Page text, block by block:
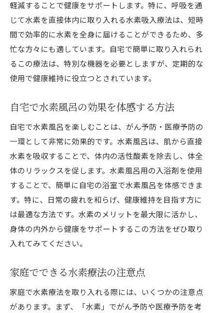
軽減することで健康をサポートします。特に、呼吸を通
じて水素を直接体内に取り入れる水素吸入療法は、短時
間で効率的に水素を全身に届けることができるため、多
忙な方々にも適しています。自宅で簡単に取り入れられ
るこの療法は、特別な機器を必要としますが、定期的な
使用で健康維持に役立つとされています。
自宅で水素風呂の効果を体感する方法
自宅で水素風呂を楽しむことは、がん予防・医療予防の
一環として非常に効果的です。水素風呂は、肌から直接
水素を吸収することで、体内の活性酸素を除去し、体全
体のリラックスを促します。水素風呂用の入浴剤を使用
することで、簡単に自宅の浴室で水素風呂を体感できま
す。特に、日常の疲れを和らげ、健康維持を目指す方に
は最適な方法です。水素のメリットを最大限に活かし、
身体の内外から健康をサポートするこの方法をぜひ取り
入れてみてください。
家庭でできる水素療法の注意点
家庭で水素療法を取り入れる際には、いくつかの注意点
があります。まず、「水素」でがん予防や医療予防を考